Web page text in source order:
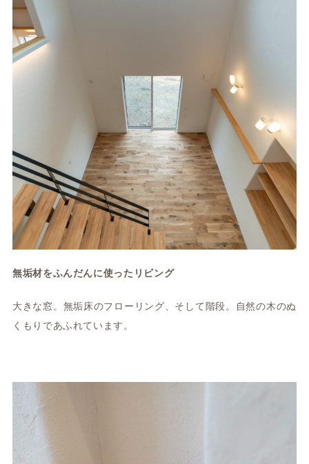
無垢材をふんだんに使ったリビング
大きな窓。無垢床のフローリング、そして階段。自然の木のぬ
くもりであふれています。